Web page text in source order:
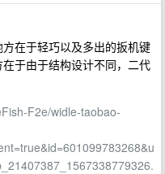
在于轻巧以及多出的扳机键
于由于结构设计不同，二代
F2e/widle-taobao-